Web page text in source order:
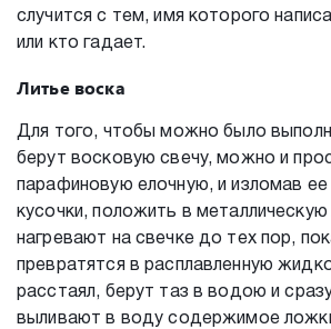
случится с тем, имя которого
или кто гадает.
Литье воска
Для того, чтобы можно было
берут восковую свечу, можно и
парафиновую елочную, и изломав ее
кусочки, положить в
нагревают на свечке до тех пор,
превратятся в расплавленную
расстаял, берут таз в водою и
выливают в воду содержимое